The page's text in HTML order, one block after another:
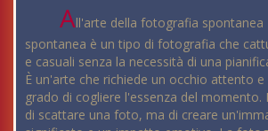
All'arte della fotografia
spontanea è un tipo di fotografia che
e casuali senza la necessità di una
È un'arte che richiede un occhio attento
grado di cogliere l'essenza del
di scattare una foto, ma di creare